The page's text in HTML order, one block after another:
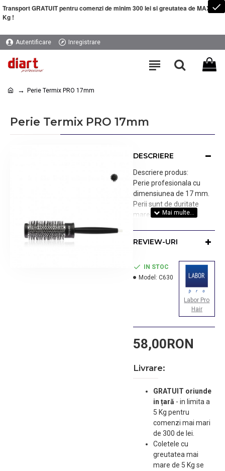
Transport GRATUIT pentru comenzi de minim 300 lei si greutatea de MAXIM 5
Kg !
Autentificare Inregistrare
Perie Termix PRO 17mm
Perie Termix PRO 17mm
DESCRIERE
Descriere produs:
Perie profesionala cu
dimensiunea de 17 mm.
Perii sunt de duritate
mare, maner cu varf
Productie Spania.
Pretul prezentat include
TVA.
REVIEW-URI
58,00RON
IN STOC
Model: C630
Labor Pro
Hair
Livrare:
GRATUIT oriunde
in țară - in limita a
5 Kg pentru
comenzi mai mari
de 300 de lei.
Coletele cu
greutatea mai
mare de 5 Kg se